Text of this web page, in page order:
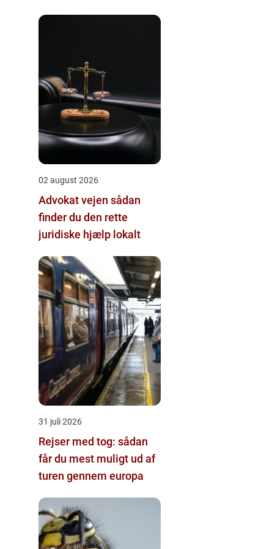
02 august 2026
Advokat vejen sådan
finder du den rette
juridiske hjælp lokalt
31 juli 2026
Rejser med tog: sådan
får du mest muligt ud af
turen gennem europa